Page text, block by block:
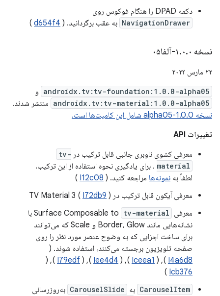
دکمه DPAD را هنگام فوکوس روی
NavigationDrawer به عقب برگردانید. ( d654f4
)
نسخه ۱ .۰.۰-آلفا۰۵
۲۲ مارس ۲۰۲۳
androidx.tv:tv-foundation:1.0.0-alpha05 و
androidx.tv:tv-material:1.0.0-alpha05 منتشر شدند.
نسخه 1.0.0-alpha05 شامل این کامیت‌ها است.
تغییرات API
معرفی کشوی ناوبری جانبی قابل ترکیب در tv-
material . برای یادگیری نحوه استفاده از این ترکیب،
لطفاً به نمونه‌ها مراجعه کنید. ( I12c08
)
معرفی آیکون قابل ترکیب در TV Material 3 (
I72db9 )
معرفی Surface Composable to tv-material
با
نشانه‌هایی مانند Border، Glow و Scale که می‌توانند
برای ساخت اجزایی که به وضوح عنصر مورد نظر را روی
صفحه تلویزیون برجسته می‌کنند، استفاده شوند. (
I4a6d8
), (
Iceea1
), (
Iee4d4
), (
I79edf
), (
Icb376
)
CarouselItem به CarouselSlide به‌روزرسانی